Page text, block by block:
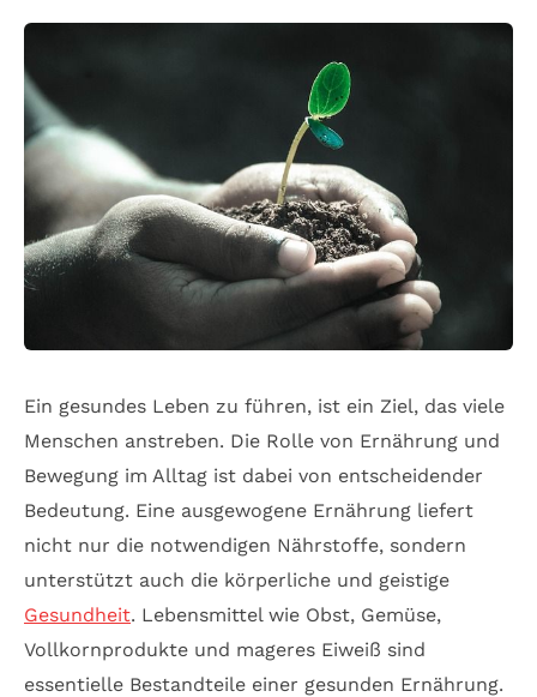
Ein gesundes Leben zu führen, ist ein Ziel, das viele
Menschen anstreben. Die Rolle von Ernährung und
Bewegung im Alltag ist dabei von entscheidender
Bedeutung. Eine ausgewogene Ernährung liefert
nicht nur die notwendigen Nährstoffe, sondern
unterstützt auch die körperliche und geistige
Gesundheit. Lebensmittel wie Obst, Gemüse,
Vollkornprodukte und mageres Eiweiß sind
essentielle Bestandteile einer gesunden Ernährung.